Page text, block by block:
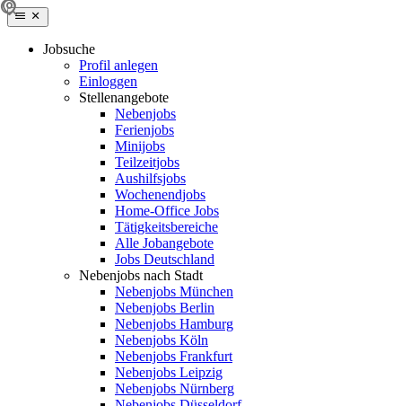
Jobsuche
Profil anlegen
Einloggen
Stellenangebote
Nebenjobs
Ferienjobs
Minijobs
Teilzeitjobs
Aushilfsjobs
Wochenendjobs
Home-Office Jobs
Tätigkeitsbereiche
Alle Jobangebote
Jobs Deutschland
Nebenjobs nach Stadt
Nebenjobs München
Nebenjobs Berlin
Nebenjobs Hamburg
Nebenjobs Köln
Nebenjobs Frankfurt
Nebenjobs Leipzig
Nebenjobs Nürnberg